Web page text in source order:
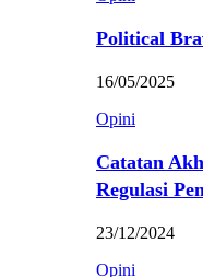
Political
16/05/2025
Opini
Catatan
Regulasi
23/12/2024
Opini